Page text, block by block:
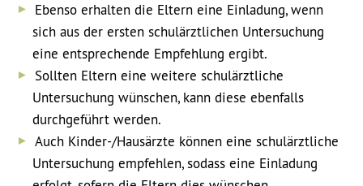
Ebenso erhalten die Eltern eine Einladung, wenn
sich aus der ersten schulärztlichen Untersuchung
eine entsprechende Empfehlung ergibt.
Sollten Eltern eine weitere schulärztliche
Untersuchung wünschen, kann diese ebenfalls
durchgeführt werden.
Auch Kinder-/Hausärzte können eine schulärztliche
Untersuchung empfehlen, sodass eine Einladung